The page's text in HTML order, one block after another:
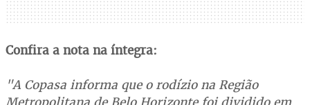
Confira a nota na íntegra:
"A Copasa informa que o rodízio na Região
Metropolitana de Belo Horizonte foi dividido em